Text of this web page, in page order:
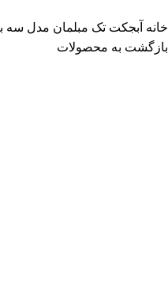
خانه آبجکت تک مبلمان مدل سه
بازگشت به محصولات